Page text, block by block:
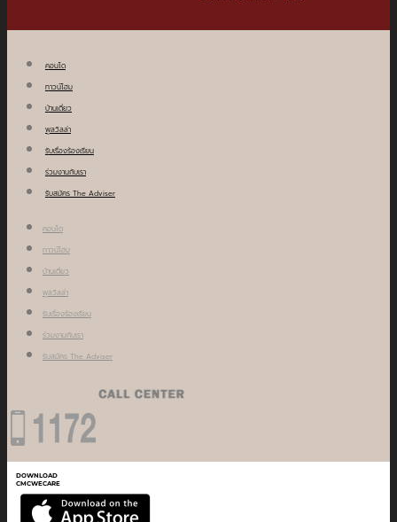
คอนโด
ทาวน์โฮม
บ้านเดี่ยว
พูลวิลล่า
รับเรื่องร้องเรียน
ร่วมงานกับเรา
รับสมัคร The Adviser
คอนโด
ทาวน์โฮม
บ้านเดี่ยว
พูลวิลล่า
รับเรื่องร้องเรียน
ร่วมงานกับเรา
รับสมัคร The Adviser
DOWNLOAD
CMCWECARE